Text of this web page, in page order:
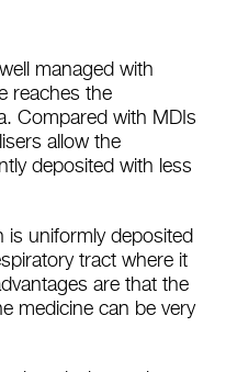
managed with
reaches the
Compared with MDIs
allow the
deposited with less
is uniformly deposited
tract where it
are that the
medicine can be very